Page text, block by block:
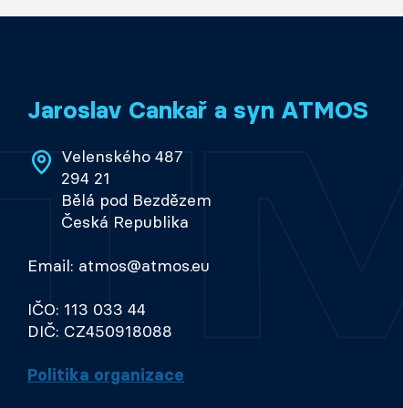
Jaroslav Cankař a syn ATMOS
Velenského 487
294 21
Bělá pod Bezdězem
Česká Republika
Email: atmos@atmos.eu
IČO: 113 033 44
DIČ: CZ450918088
Politika organizace